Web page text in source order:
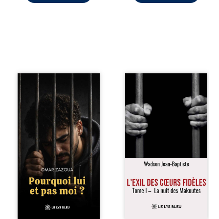
Pourquoi lui et pas
moi ? raconte le
parcours de
l’auteur marqué
par les mauvais
choix, la chute et
l’épreuve de
l’enfermement.
Mais il dévoile
également les
espoirs qui lui ont
permis de ne pas
renoncer. Au-delà
d’une histoire
témoignage
« Une nuit suffit
parfois pour briser
une famille… mais
certaines fidélités
traversent les
années. » Haïti,
sous la dictature
des Duvalier. La
peur s’étend
jusque dans les
villages les plus
reculés. À Bainet,
Jean-Joël Joli
mène une
avec sa famille.